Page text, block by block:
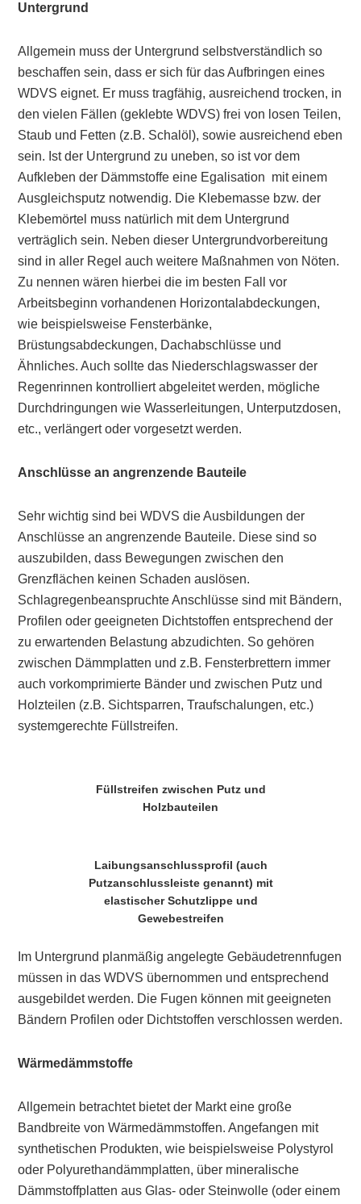
Untergrund
Allgemein muss der Untergrund selbstverständlich so
beschaffen sein, dass er sich für das Aufbringen eines
WDVS eignet. Er muss tragfähig, ausreichend trocken, in
den vielen Fällen (geklebte WDVS) frei von losen Teilen,
Staub und Fetten (z.B. Schalöl), sowie ausreichend eben
sein. Ist der Untergrund zu uneben, so ist vor dem
Aufkleben der Dämmstoffe eine Egalisation mit einem
Ausgleichsputz notwendig. Die Klebemasse bzw. der
Klebemörtel muss natürlich mit dem Untergrund
verträglich sein. Neben dieser Untergrundvorbereitung
sind in aller Regel auch weitere Maßnahmen von Nöten.
Zu nennen wären hierbei die im besten Fall vor
Arbeitsbeginn vorhandenen Horizontalabdeckungen,
wie beispielsweise Fensterbänke,
Brüstungsabdeckungen, Dachabschlüsse und
Ähnliches. Auch sollte das Niederschlagswasser der
Regenrinnen kontrolliert abgeleitet werden, mögliche
Durchdringungen wie Wasserleitungen, Unterputzdosen,
etc., verlängert oder vorgesetzt werden.
Anschlüsse an angrenzende Bauteile
Sehr wichtig sind bei WDVS die Ausbildungen der
Anschlüsse an angrenzende Bauteile. Diese sind so
auszubilden, dass Bewegungen zwischen den
Grenzflächen keinen Schaden auslösen.
Schlagregenbeanspruchte Anschlüsse sind mit Bändern,
Profilen oder geeigneten Dichtstoffen entsprechend der
zu erwartenden Belastung abzudichten. So gehören
zwischen Dämmplatten und z.B. Fensterbrettern immer
auch vorkomprimierte Bänder und zwischen Putz und
Holzteilen (z.B. Sichtsparren, Traufschalungen, etc.)
systemgerechte Füllstreifen.
Füllstreifen zwischen Putz und
Holzbauteilen
Laibungsanschlussprofil (auch
Putzanschlussleiste genannt) mit
elastischer Schutzlippe und
Gewebestreifen
Im Untergrund planmäßig angelegte Gebäudetrennfugen
müssen in das WDVS übernommen und entsprechend
ausgebildet werden. Die Fugen können mit geeigneten
Bändern Profilen oder Dichtstoffen verschlossen werden.
Wärmedämmstoffe
Allgemein betrachtet bietet der Markt eine große
Bandbreite von Wärmedämmstoffen. Angefangen mit
synthetischen Produkten, wie beispielsweise Polystyrol
oder Polyurethandämmplatten, über mineralische
Dämmstoffplatten aus Glas- oder Steinwolle (oder einem